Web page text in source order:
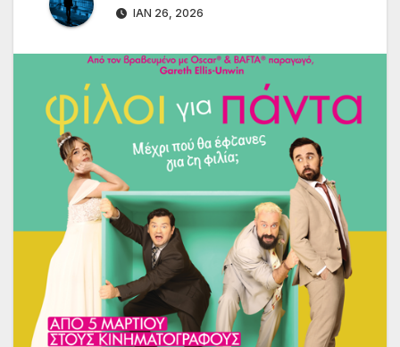
ΙΑΝ 26, 2026